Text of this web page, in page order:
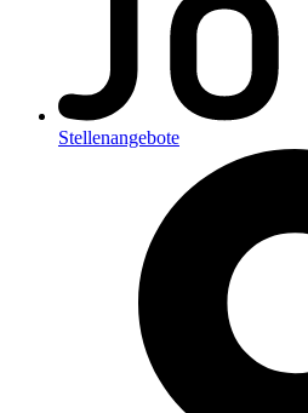
Stellenangebote